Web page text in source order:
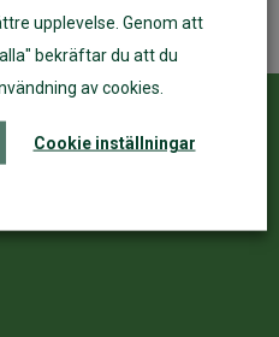
kr.
ÅF Login
upplevelse. Genom att
bekräftar du att du
av cookies.
Cookie inställningar